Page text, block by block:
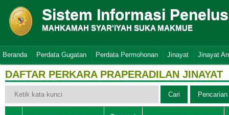
Sistem Informasi
MAHKAMAH SYAR'IYAH SUKA MAKMUE
Beranda Perdata Gugatan Perdata Permohonan Jinayat Jinayat
DAFTAR PERKARA PRAPERADILAN JINAYAT